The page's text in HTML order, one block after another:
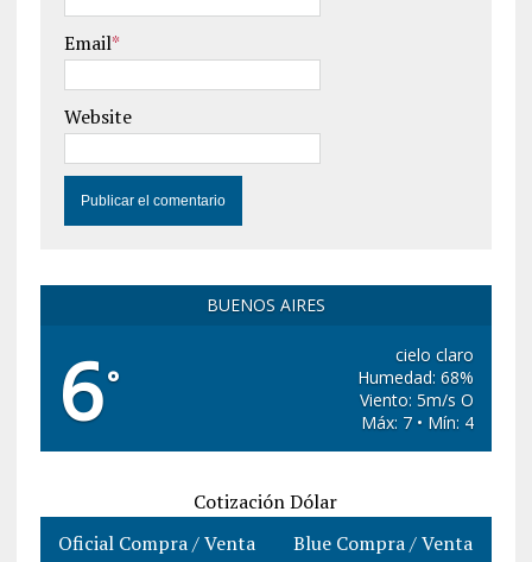
Email*
Website
BUENOS AIRES
6°
cielo claro
Humedad: 68%
Viento: 5m/s O
Máx: 7 • Mín: 4
Cotización Dólar
Oficial Compra / Venta
Blue Compra / Venta